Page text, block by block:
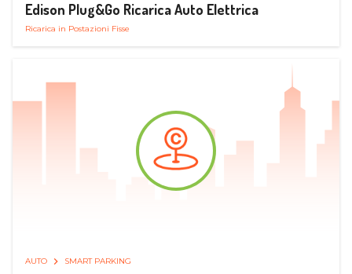
Edison Plug&Go Ricarica Auto Elettrica
Ricarica in Postazioni Fisse
AUTO SMART PARKING